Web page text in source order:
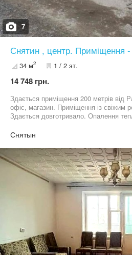
7
Снятин , центр. Приміщення
34 м2 1 / 2 эт.
14 748 грн.
Здається приміщення 200 метрів від
офіс, магазин. Приміщення із свіжим
Здається довготривало. Опалення
Снятын